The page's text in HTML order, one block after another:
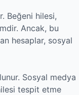
Beğeni hilesi,
Ancak, bu
hesaplar, sosyal
Sosyal medya
tespit etme